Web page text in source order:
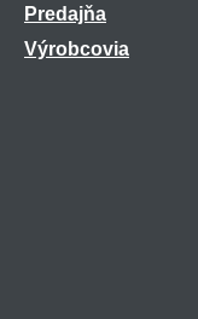
Predajňa
Výrobcovia